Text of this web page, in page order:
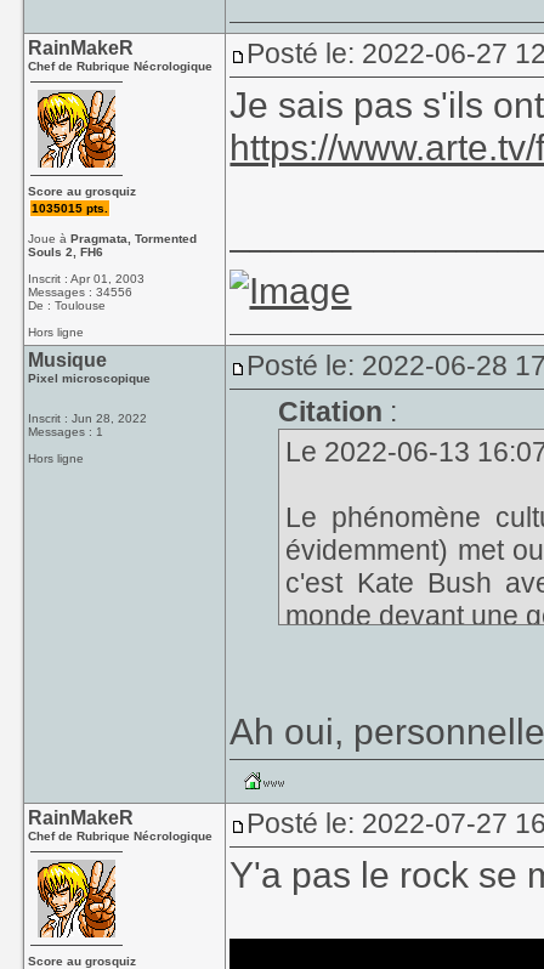
RainMakeR
Chef de Rubrique Nécrologique
Score au grosquiz
1035015 pts.
Joue àPragmata, Tormented
Souls 2, FH6
Inscrit : Apr 01, 2003
Messages : 34556
De : Toulouse
Hors ligne
Posté le: 2022-06-27
Je sais pas s'ils
https://
Musique
Pixel microscopique
Inscrit : Jun 28, 2022
Messages : 1
Hors ligne
Posté le: 2022-06-28
Citation :
Le 2022-06-13
Le phénomène
évidemment) met
c'est Kate Bush
monde devant une
"Dance with the
d'album que j'avais
Ah oui,
RainMakeR
Chef de Rubrique Nécrologique
Score au grosquiz
Posté le: 2022-07-27
Y'a pas le rock se